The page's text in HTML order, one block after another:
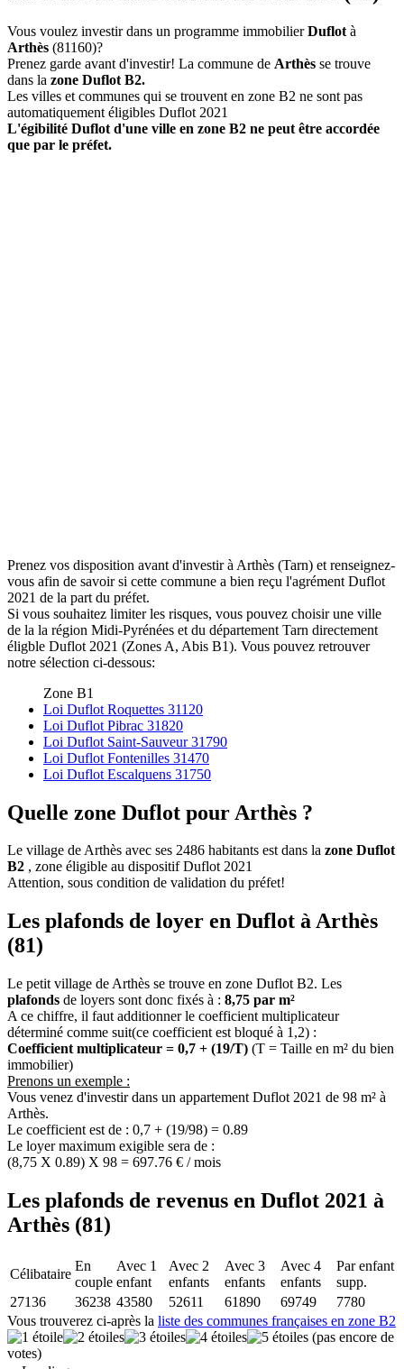
Vous voulez investir dans un programme immobilierDuflot à
Arthès (81160)?
Prenez garde avant d'investir! La commune de Arthès se trouve
dans la zone Duflot B2.
Les villes et communes qui se trouvent en zone B2 ne sont pas
automatiquement éligibles Duflot 2021
L'égibilité Duflot d'une ville en zone B2 ne peut être accordée
que par le préfet.
Prenez vos disposition avant d'investir à Arthès (Tarn) et renseignez-
vous afin de savoir si cette commune a bien reçu l'agrément Duflot
2021 de la part du préfet.
Si vous souhaitez limiter les risques, vous pouvez choisir une ville
de la la région Midi-Pyrénées et du département Tarn directement
éligble Duflot 2021 (Zones A, Abis B1). Vous pouvez retrouver
notre sélection ci-dessous:
Zone B1
Loi Duflot Roquettes 31120
Loi Duflot Pibrac 31820
Loi Duflot Saint-Sauveur 31790
Loi Duflot Fontenilles 31470
Loi Duflot Escalquens 31750
Quelle zone Duflot pour Arthès ?
Le village de Arthès avec ses 2486 habitants est dans la zone Duflot
B2 , zone éligible au dispositif Duflot 2021
Attention, sous condition de validation du préfet!
Les plafonds de loyer en Duflot à Arthès
(81)
Le petit village de Arthès se trouve en zone Duflot B2. Les
plafonds de loyers sont donc fixés à : 8,75 par m²
A ce chiffre, il faut additionner le coefficient multiplicateur
déterminé comme suit(ce coefficient est bloqué à 1,2) :
Coefficient multiplicateur = 0,7 + (19/T) (T = Taille en m² du bien
immobilier)
Prenons un exemple :
Vous venez d'investir dans un appartement Duflot 2021 de 98 m² à
Arthès.
Le coefficient est de : 0,7 + (19/98) = 0.89
Le loyer maximum exigible sera de :
(8,75 X 0.89) X 98 = 697.76 € / mois
Les plafonds de revenus en Duflot 2021 à
Arthès (81)
Célibataire
En
couple
Avec 1
enfant
Avec 2
enfants
Avec 3
enfants
Avec 4
enfants
Par enfant
supp.
27136
36238 43580 52611 61890 69749
7780
Vous trouverez ci-après la liste des communes françaises en zone B2
(pas encore de
votes)